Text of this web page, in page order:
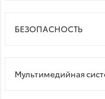
БЕЗОПАСНОСТЬ
Мультимедийная